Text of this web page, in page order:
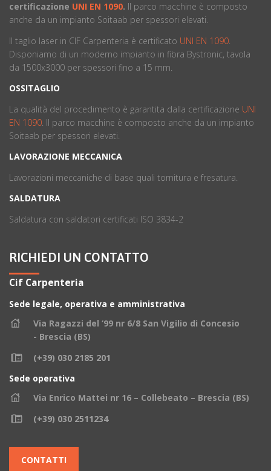
certificazione UNI EN 1090. ll parco macchine è composto
anche da un impianto Soitaab per spessori elevati.
Il taglio laser in CIF Carpenteria è certificato UNI EN 1090
Disponiamo di un moderno impianto in fibra Bystronic, tavola
da 1500x3000 per spessori fino a 15 mm.
OSSITAGLIO
La qualità del procedimento è garantita dalla certificazione UNI
EN 1090 . ll parco macchine è composto anche da un impianto
Soitaab per spessori elevati.
LAVORAZIONE MECCANICA
Lavorazioni meccaniche di base quali tornitura e fresatura.
SALDATURA
Saldatura con saldatori certificati ISO 3834-2
RICHIEDI UN CONTATTO
Cif Carpenteria
Sede legale, operativa e amministrativa
Via Ragazzi del ‘99 nr 6/8 San Vigilio di Concesio
- Brescia (BS)
(+39) 030 2185 201
Sede operativa
Via Enrico Mattei nr 16 – Collebeato – Brescia (BS)
(+39) 030 2511234
CONTATTI